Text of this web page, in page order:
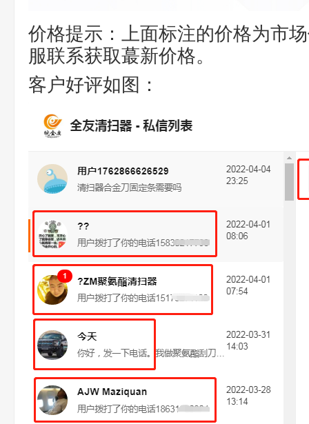
价格提示：上面标注的价格为市
服联系获取蕞新价格。
客户好评如图：